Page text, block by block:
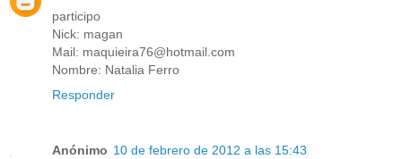
participo
Nick: magan
Mail: maquieira76@hotmail.com
Nombre: Natalia Ferro
Responder
Anónimo 10 de febrero de 2012 a las 15:43